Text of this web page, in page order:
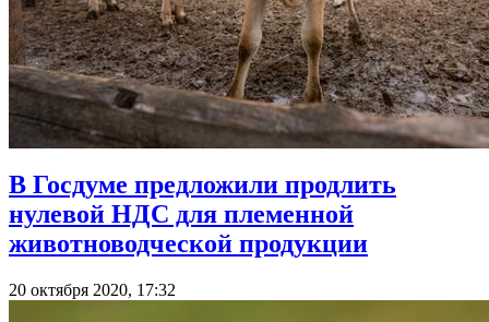
В Госдуме предложили продлить
нулевой НДС для племенной
животноводческой продукции
20 октября 2020, 17:32